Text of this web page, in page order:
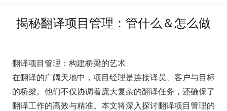
揭秘翻译项目管理：管什么＆怎么做
翻译项目管理：构建桥梁的艺术
在翻译的广阔天地中，项目经理是连接译员、客户与目标
的桥梁。他们不仅协调着庞大复杂的翻译任务，还确保了
翻译工作的高效与精准。本文将深入探讨翻译项目管理的